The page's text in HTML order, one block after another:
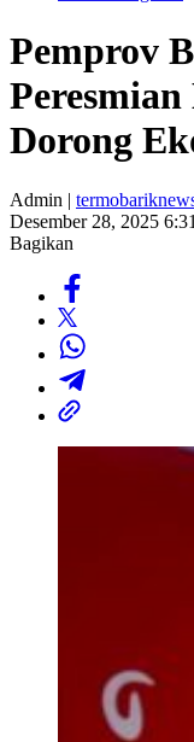
Pemprov
Dorong
Admin |
Desember 28, 2025
Bagikan